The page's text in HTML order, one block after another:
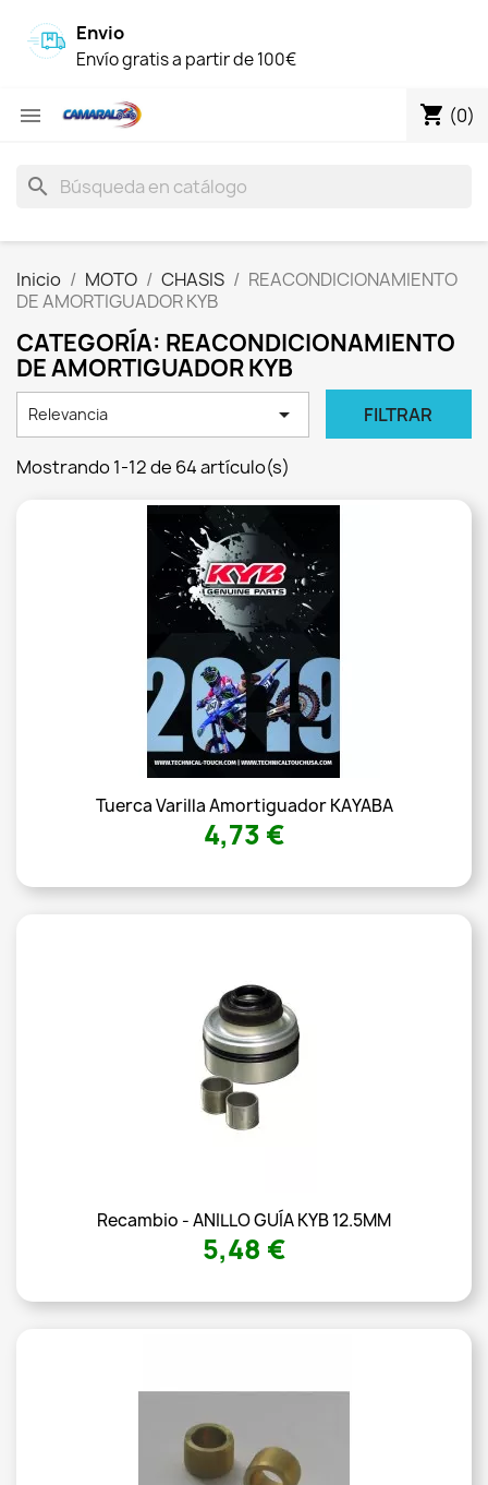
Envio
Envío gratis a partir de 100€
 shopping_cart (0)
search
Inicio MOTO CHASIS
REACONDICIONAMIENTO
DE AMORTIGUADOR KYB
CATEGORÍA: REACONDICIONAMIENTO
DE AMORTIGUADOR KYB
Relevancia  FILTRAR
Mostrando 1-12 de 64 artículo(s)
Tuerca Varilla Amortiguador KAYABA
4,73 €
Recambio - ANILLO GUÍA KYB 12.5MM
5,48 €